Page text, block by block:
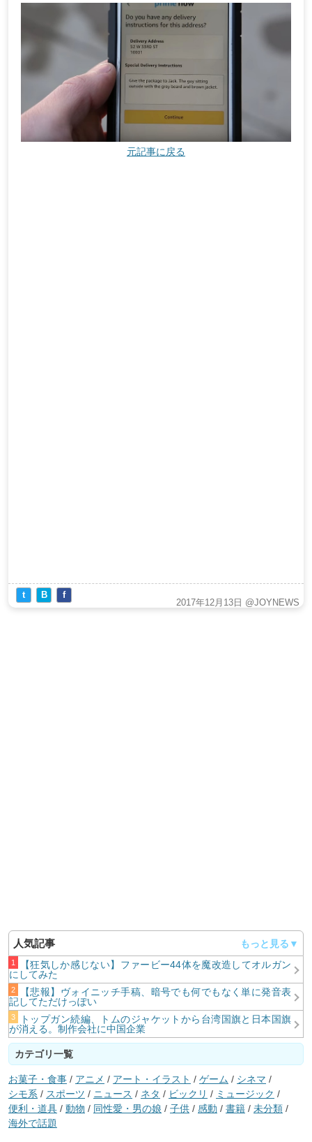
元記事に戻る
t B f
2017年12月13日 @JOYNEWS
人気記事
【狂気しか感じない】ファービー44体を魔改造してオルガン
にしてみた
【悲報】ヴォイニッチ手稿、暗号でも何でもなく単に発音表
記してただけっぽい
トップガン続編、トムのジャケットから台湾国旗と日本国旗
が消える。制作会社に中国企業
カテゴリ一覧
お菓子・食事 / アニメ / アート・イラスト / ゲーム / シネマ /
シモ系 / スポーツ / ニュース / ネタ / ビックリ / ミュージック /
便利・道具 / 動物 / 同性愛・男の娘 / 子供 / 感動 / 書籍 / 未分類 /
海外で話題